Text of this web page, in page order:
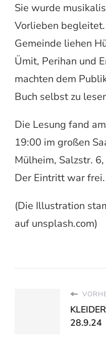
Sie wurde
Vorlieben
Gemeinde liehen
Ümit, Perihan und
machten dem
Buch selbst zu
Die Lesung fand
19:00 im großen
Mülheim, Salzstr.
Der Eintritt war frei.
(Die Illustration
auf unsplash.com)
28.9.24